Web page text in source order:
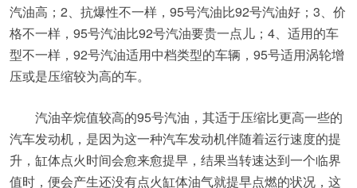
汽油高；2、抗爆性不一样，95号汽油比92号汽油好；3、价
格不一样，95号汽油比92号汽油要贵一点儿；4、适用的车
型不一样，92号汽油适用中档类型的车辆，95号适用涡轮增
压或是压缩较为高的车。
汽油辛烷值较高的95号汽油，其适于压缩比更高一些的
汽车发动机，是因为这一种汽车发动机伴随着运行速度的提
升，缸体点火时间会愈来愈提早，结果当转速达到一个临界
值时，便会产生还没有点火缸体油气就提早点燃的状况，这